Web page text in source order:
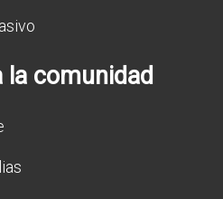
la comunidad